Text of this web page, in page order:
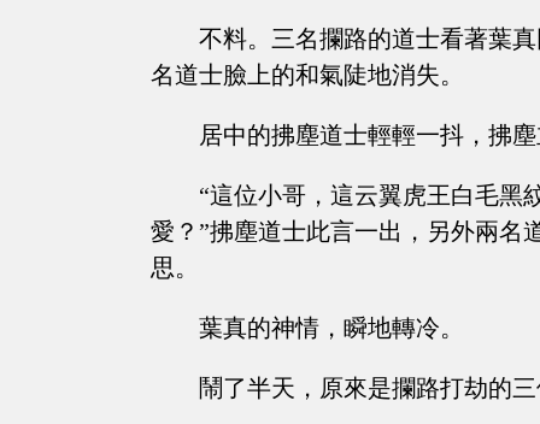
不料。三名攔路的道士看著葉
名道士臉上的和氣陡地消失。
居中的拂塵道士輕輕一抖，拂
“這位小哥，這云翼虎王白毛黑
愛？”拂塵道士此言一出，另外兩名
思。
葉真的神情，瞬地轉冷。
鬧了半天，原來是攔路打劫的